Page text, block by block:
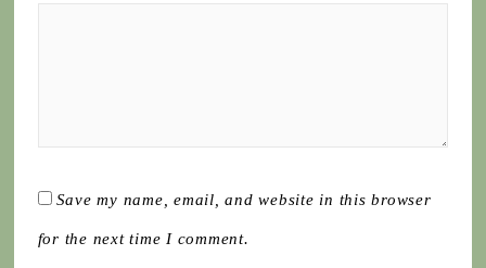
Save my name, email, and website in this browser
for the next time I comment.